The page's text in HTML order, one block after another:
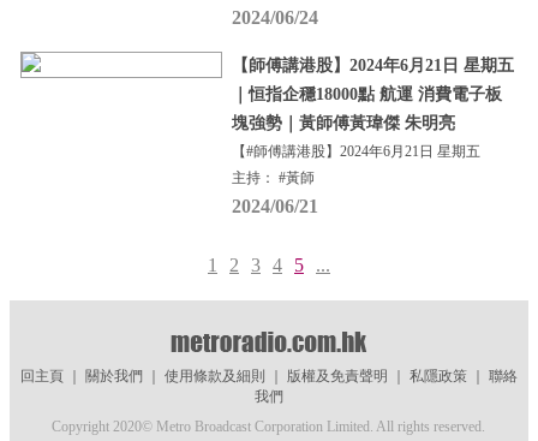
2024/06/24
【師傅講港股】2024年6月21日 星期五
｜恒指企穩18000點 航運 消費電子板
塊強勢｜黃師傅黃瑋傑 朱明亮
【#師傅講港股】2024年6月21日 星期五
主持： #黃師
2024/06/21
1 2 3 4 5 ...
回主頁｜ 關於我們 使用條款及細則 版權及免責聲明 私隱政策｜ 聯絡
我們
Copyright 2020© Metro Broadcast Corporation Limited. All rights reserved.